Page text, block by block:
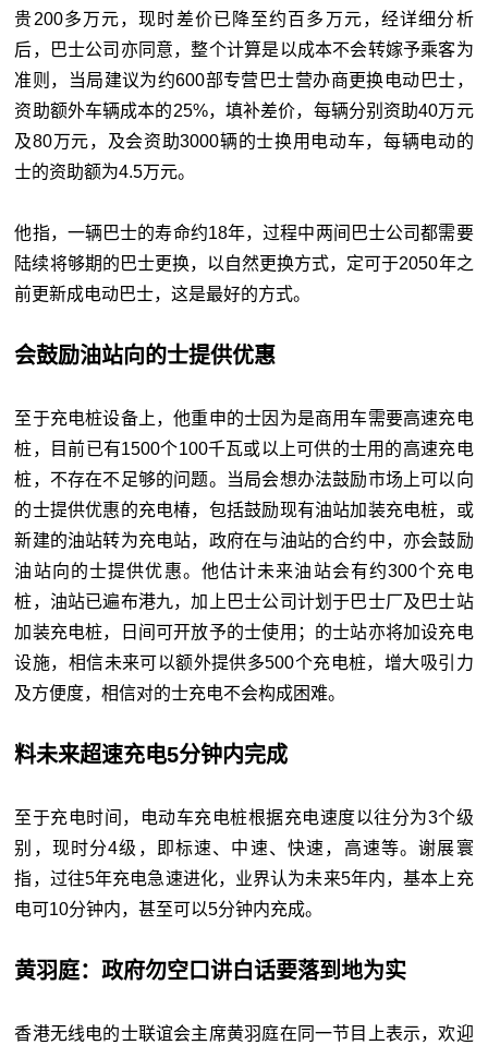
贵200多万元，现时差价已降至约百多万元，经详细分析
后，巴士公司亦同意，整个计算是以成本不会转嫁予乘客为
准则，当局建议为约600部专营巴士营办商更换电动巴士，
资助额外车辆成本的25%，填补差价，每辆分别资助40万元
及80万元，及会资助3000辆的士换用电动车，每辆电动的
士的资助额为4.5万元。
他指，一辆巴士的寿命约18年，过程中两间巴士公司都需要
陆续将够期的巴士更换，以自然更换方式，定可于2050年之
前更新成电动巴士，这是最好的方式。
会鼓励油站向的士提供优惠
至于充电桩设备上，他重申的士因为是商用车需要高速充电
桩，目前已有1500个100千瓦或以上可供的士用的高速充电
桩，不存在不足够的问题。当局会想办法鼓励市场上可以向
的士提供优惠的充电椿，包括鼓励现有油站加装充电桩，或
新建的油站转为充电站，政府在与油站的合约中，亦会鼓励
油站向的士提供优惠。他估计未来油站会有约300个充电
桩，油站已遍布港九，加上巴士公司计划于巴士厂及巴士站
加装充电桩，日间可开放予的士使用；的士站亦将加设充电
设施，相信未来可以额外提供多500个充电桩，增大吸引力
及方便度，相信对的士充电不会构成困难。
料未来超速充电5分钟内完成
至于充电时间，电动车充电桩根据充电速度以往分为3个级
别，现时分4级，即标速、中速、快速，高速等。谢展寰
指，过往5年充电急速进化，业界认为未来5年内，基本上充
电可10分钟内，甚至可以5分钟内充成。
黄羽庭：政府勿空口讲白话要落到地为实
香港无线电的士联谊会主席黄羽庭在同一节目上表示，欢迎